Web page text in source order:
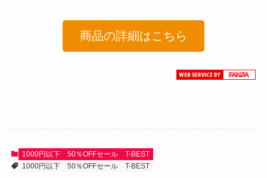
商品の詳細はこちら
1000円以下 50％OFFセール
T-BEST
1000円以下
50％OFFセール T-BEST